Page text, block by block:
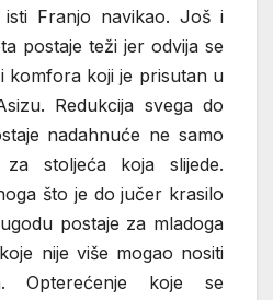
Franjo navikao. Još i
postaje teži jer odvija se
komfora koji je prisutan u
Redukcija svega do
nadahnuće ne samo
stoljeća koja slijede.
što je do jučer krasilo
postaje za mladoga
nije više mogao nositi
Opterećenje koje se